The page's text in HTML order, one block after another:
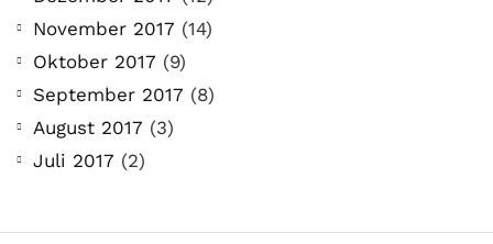
November 2017 (14)
Oktober 2017 (9)
September 2017 (8)
August 2017 (3)
Juli 2017 (2)